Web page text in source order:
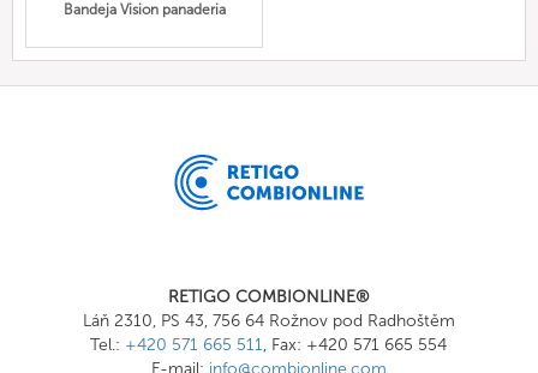
Bandeja Vision panaderia
RETIGO COMBIONLINE®
Láň 2310, PS 43, 756 64 Rožnov pod Radhoštěm
Tel.: +420 571 665 511, Fax: +420 571 665 554
E-mail: info@combionline.com